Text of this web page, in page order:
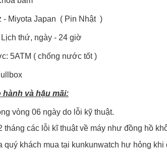
- Miyota Japan ( Pin Nhật )
thứ, ngày - 24 giờ
5ATM ( chống nước tốt )
hành và hậu mãi:
vòng 06 ngày do lỗi kỹ thuật.
tháng các lỗi kĩ thuật về máy như đồng hồ
quý khách mua tại kunkunwatch hư hỏng